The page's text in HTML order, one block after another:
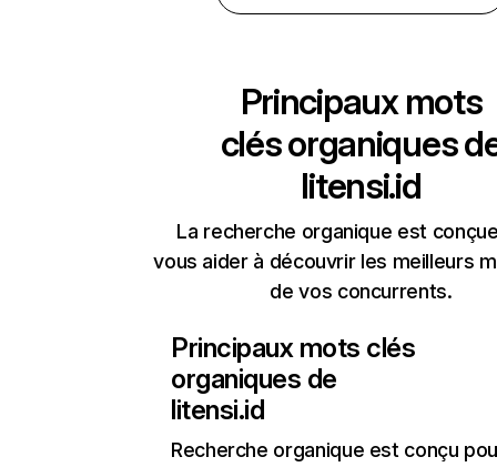
Principaux mots
clés organiques
litensi.id
La recherche organique est
vous aider à découvrir les meilleurs
de vos concurrents.
Principaux mots clés
organiques de
litensi.id
Recherche organique est conçu